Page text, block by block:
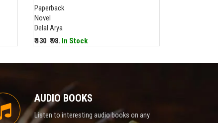
Paperback
Novel
Delal Arya
₹ 130 ₹ 98. In Stock
AUDIO BOOKS
Listen to interesting audio books on any